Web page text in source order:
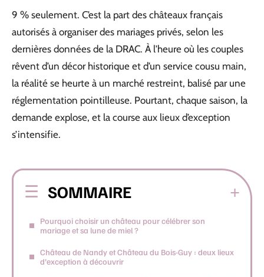
9 % seulement. C’est la part des châteaux français
autorisés à organiser des mariages privés, selon les
dernières données de la DRAC. À l’heure où les couples
rêvent d’un décor historique et d’un service cousu main,
la réalité se heurte à un marché restreint, balisé par une
réglementation pointilleuse. Pourtant, chaque saison, la
demande explose, et la course aux lieux d’exception
s’intensifie.
SOMMAIRE
Pourquoi choisir un château pour célébrer son
mariage et sa lune de miel ?
Château de Nandy et Château du Bois-Guy : deux lieux
d’exception à découvrir